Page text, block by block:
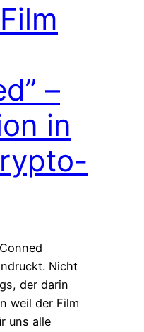
–
in
Nicht
der darin
weil der Film
uns alle